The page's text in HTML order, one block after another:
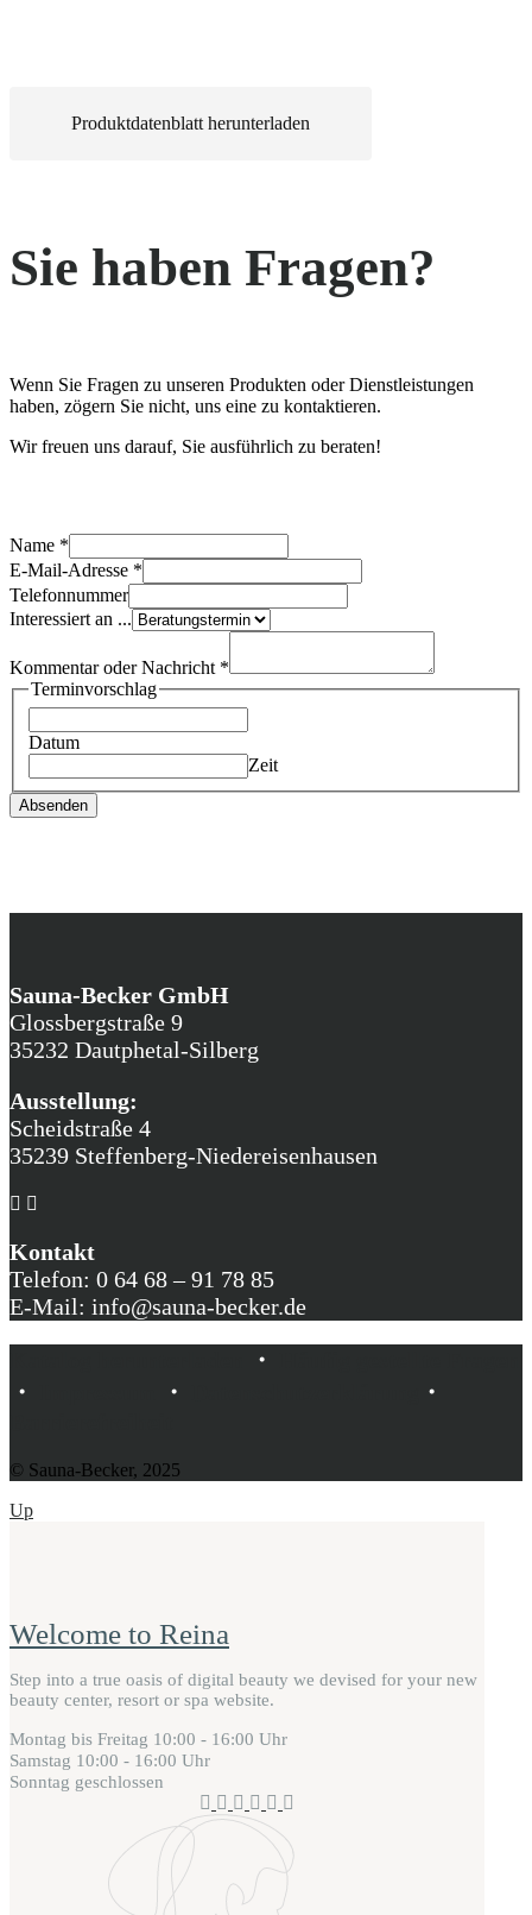
Produktdatenblatt herunterladen
Sie haben Fragen?
Wenn Sie Fragen zu unseren Produkten oder Dienstleistungen
haben, zögern Sie nicht, uns eine zu kontaktieren.
Wir freuen uns darauf, Sie ausführlich zu beraten!
Name *
Name
Nachricht
Kommentar
E-Mail-Adresse *
Telefonnummer
Interessiert an ...
Kommentar oder Nachricht *
Terminvorschlag
Datum
Zeit
Absenden
Sauna-Becker GmbH
Glossbergstraße 9
35232 Dautphetal-Silberg
Ausstellung:
Scheidstraße 4
35239 Steffenberg-Niedereisenhausen
Kontakt
Telefon: 0 64 68 – 91 78 85
E-Mail: info@sauna-becker.de
・
・
・
・
© Sauna-Becker, 2025
Up
Welcome to Reina
Step into a true oasis of digital beauty we devised for your new
beauty center, resort or spa website.
Montag bis Freitag 10:00 - 16:00 Uhr
Samstag 10:00 - 16:00 Uhr
Sonntag geschlossen